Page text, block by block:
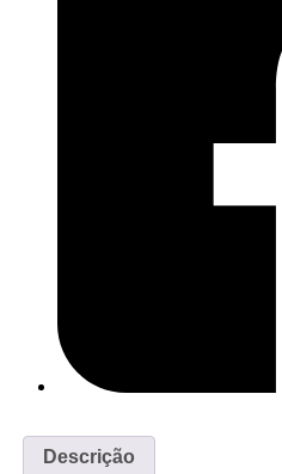
Descrição